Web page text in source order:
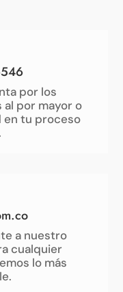
por los
por mayor o
en tu proceso
a nuestro
cualquier
lo más